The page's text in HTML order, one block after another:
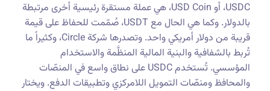
USDC، أو USD Coin، هي عملة مستقرة رئيسية أخرى مرتبطة
بالدولار. وكما هي الحال مع USDT، صُمّمت للحفاظ على قيمة
قريبة من دولار أمريكي واحد. وتصدرها شركة Circle، وكثيراً ما
تُربط بالشفافية والبنية المالية المنظَّمة والاستخدام
المؤسسي. تُستخدم USDC على نطاق واسع في المنصّات
والمحافظ ومنصّات التمويل اللامركزي وتطبيقات الدفع. ويختار